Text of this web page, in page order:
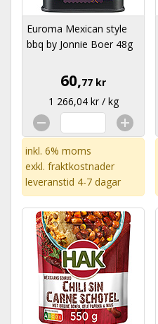
Euroma Mexican style
bbq by Jonnie Boer 48g
60,77 kr
1 266,04 kr / kg
inkl. 6% moms
exkl. fraktkostnader
leveranstid 4-7 dagar